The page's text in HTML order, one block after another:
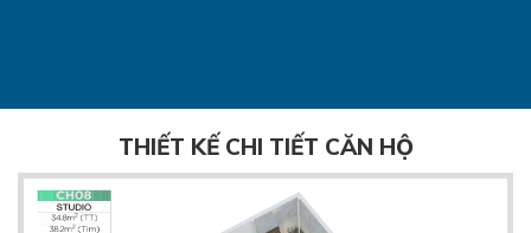
THIẾT KẾ CHI TIẾT CĂN HỘ